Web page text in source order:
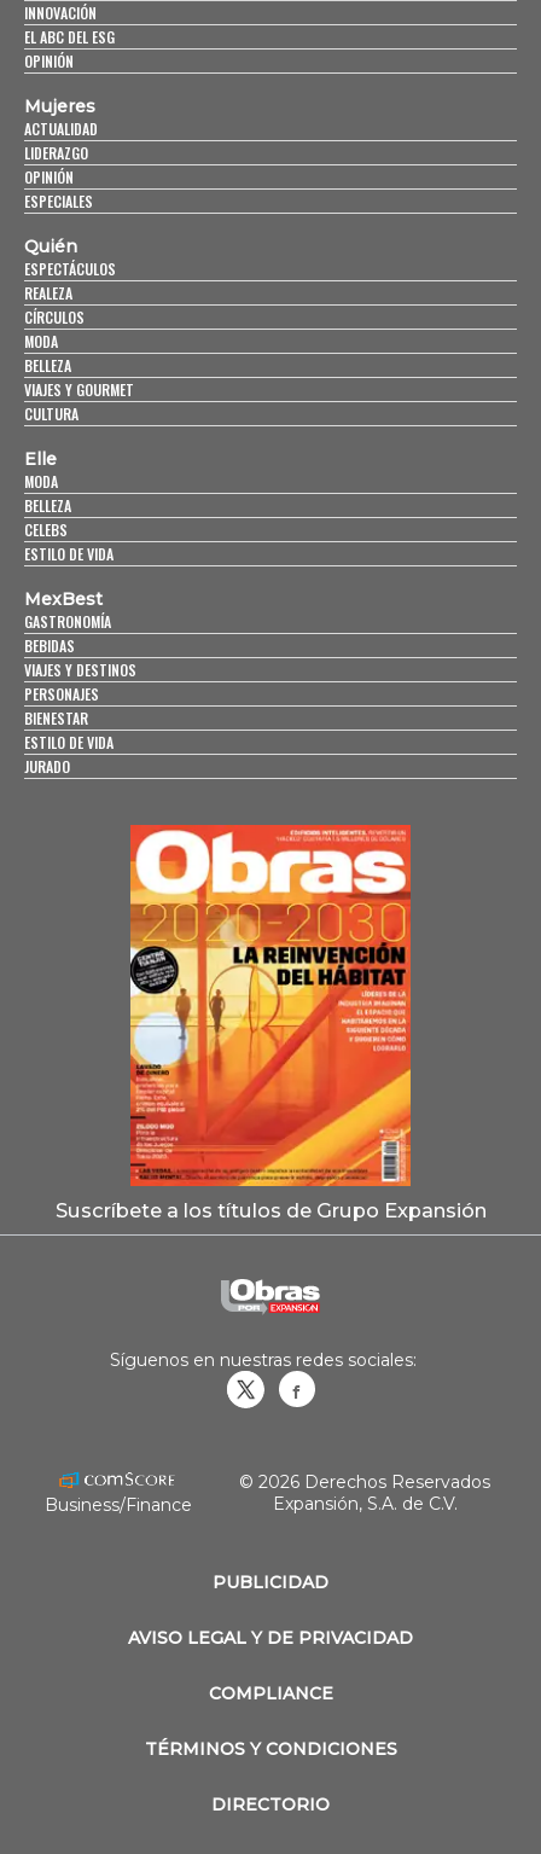
INNOVACIÓN
EL ABC DEL ESG
OPINIÓN
Mujeres
ACTUALIDAD
LIDERAZGO
OPINIÓN
ESPECIALES
Quién
ESPECTÁCULOS
REALEZA
CÍRCULOS
MODA
BELLEZA
VIAJES Y GOURMET
CULTURA
Elle
MODA
BELLEZA
CELEBS
ESTILO DE VIDA
MexBest
GASTRONOMÍA
BEBIDAS
VIAJES Y DESTINOS
PERSONAJES
BIENESTAR
ESTILO DE VIDA
JURADO
Suscríbete a los títulos de Grupo Expansión
PUBLICIDAD
AVISO LEGAL Y DE PRIVACIDAD
COMPLIANCE
TÉRMINOS Y CONDICIONES
DIRECTORIO
Síguenos en nuestras redes sociales:
Business/Finance
© 2026 Derechos Reservados
Expansión, S.A. de C.V.